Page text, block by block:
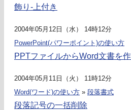
飾り-上付き
2004年05月12日（水） 14時12分
PowerPoint(パワーポイント)の使い方
PPTファイルからWord文書を
2004年05月11日（火） 11時12分
Word(ワード)の使い方 » 段落書式
段落記号の一括削除